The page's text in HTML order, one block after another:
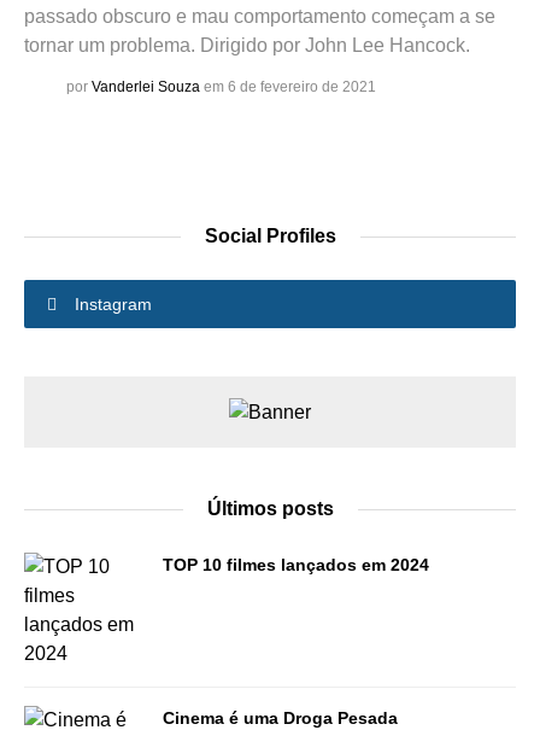
passado obscuro e mau comportamento começam a se
tornar um problema. Dirigido por John Lee Hancock.
por Vanderlei Souza em 6 de fevereiro de 2021
Social Profiles
Instagram
Últimos posts
TOP 10 filmes lançados em 2024
Cinema é uma Droga Pesada